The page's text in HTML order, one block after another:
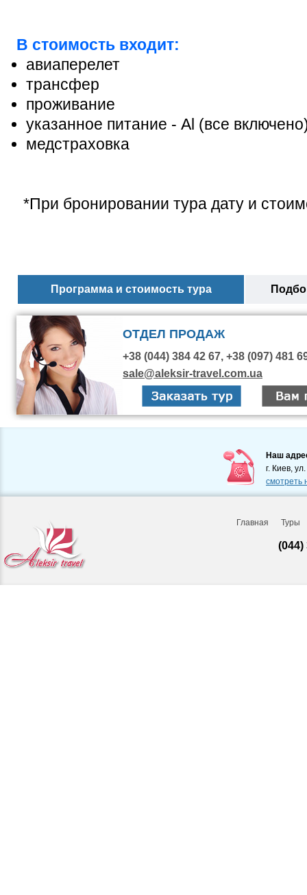
В стоимость входит:
авиаперелет
трансфер
проживание
указанное питание - Al (все
медстраховка
*При бронировании тура дату и
Программа и стоимость тура
ОТДЕЛ ПРОДАЖ
+38 (044) 384 42 67, +38 (097) 481
sale@aleksir-travel.com.ua
Наш
г. Киев,
смотреть
Главная Туры
(044)